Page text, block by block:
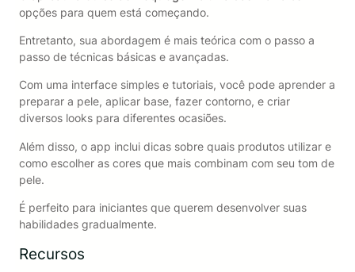
opções para quem está começando.
Entretanto, sua abordagem é mais teórica com o passo a
passo de técnicas básicas e avançadas.
Com uma interface simples e tutoriais, você pode aprender a
preparar a pele, aplicar base, fazer contorno, e criar
diversos looks para diferentes ocasiões.
Além disso, o app inclui dicas sobre quais produtos utilizar e
como escolher as cores que mais combinam com seu tom de
pele.
É perfeito para iniciantes que querem desenvolver suas
habilidades gradualmente.
Recursos